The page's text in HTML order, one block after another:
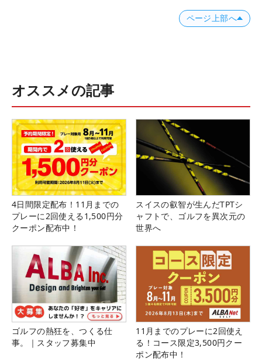
ページ上部へ
オススメの記事
4日間限定配布！11月までの
プレーに2回使える1,500円分
クーポン配布中！
スイスの叡智が生んだTPTシ
ャフトで、ゴルフを異次元の
世界へ
ゴルフの熱狂を、つくる仕
事。｜スタッフ募集中
11月までのプレーに2回使え
る！コース限定3,500円クー
ポン配布中！